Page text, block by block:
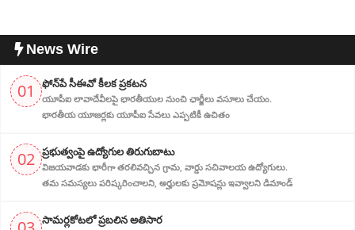
News Wire
01 ఫోన్‌పే సీఈవో కీలక ప్రకటన
యూపీఐ లావాదేవీలపై భారతీయుల నుంచి ఛార్జీలు వసూలు చేయం.
భారతీయ యూజర్లకు యూపీఐ సేవలు ఎప్పటికీ ఉచితం
02 ప్ర‌భుత్వంపై ఉద్యోగుల తిరుగుబాటు
విజయవాడకు భారీగా తరలివచ్చిన గ్రామ‌, వార్డు సచివాలయ ఉద్యోగులు.
తమ సమస్యలు పరిష్కరించాలని, అర్హుల‌కు ప్రమోషన్లు ఇవ్వాలని డిమాండ్
సామర్లకోటలో ప్రబలిన అతిసార